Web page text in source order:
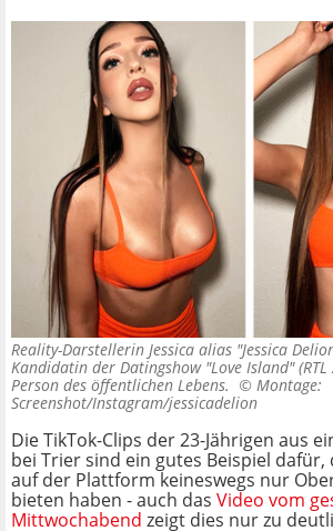
Reality-Darstellerin Jessica alias "Jessica
Kandidatin der Datingshow "Love Island" (RTL
Person des öffentlichen Lebens. © Montage:
Screenshot/Instagram/jessicadelion
Die TikTok-Clips der 23-Jährigen aus
bei Trier sind ein gutes Beispiel dafür,
auf der Plattform keineswegs nur
bieten haben - auch das Video vom
Mittwochabend zeigt dies nur zu